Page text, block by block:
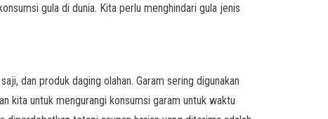
gula di dunia. Kita perlu menghindari gula jenis
dan produk daging olahan. Garam sering digunakan
kita untuk mengurangi konsumsi garam untuk waktu